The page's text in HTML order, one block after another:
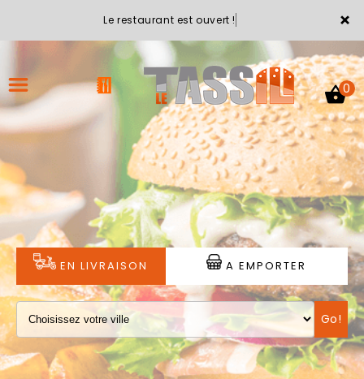
×
Le restaurant est ouvert !
ACCUEIL
LA CARTE
VOTRE COMPTE
NOTRE RESTAURANT
VOS AVIS
MENTIONS LÉGALES
0
EN LIVRAISON A EMPORTER
Go!